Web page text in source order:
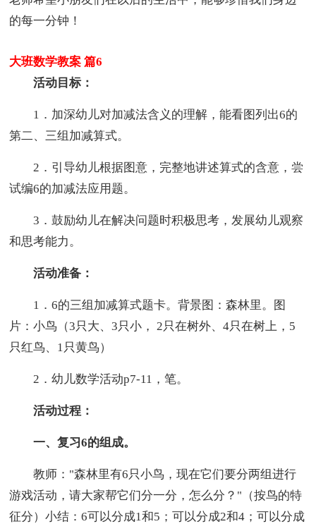
的每一分钟！
大班数学教案 篇6
活动目标：
1．加深幼儿对加减法含义的理解，能看图列出6的
第二、三组加减算式。
2．引导幼儿根据图意，完整地讲述算式的含意，尝
试编6的加减法应用题。
3．鼓励幼儿在解决问题时积极思考，发展幼儿观察
和思考能力。
活动准备：
1．6的三组加减算式题卡。背景图：森林里。图
片：小鸟（3只大、3只小， 2只在树外、4只在树上，5
只红鸟、1只黄鸟）
2．幼儿数学活动p7-11，笔。
活动过程：
一、复习6的组成。
教师："森林里有6只小鸟，现在它们要分两组进行
游戏活动，请大家帮它们分一分，怎么分？"（按鸟的特
征分）小结：6可以分成1和5；可以分成2和4；可以分成